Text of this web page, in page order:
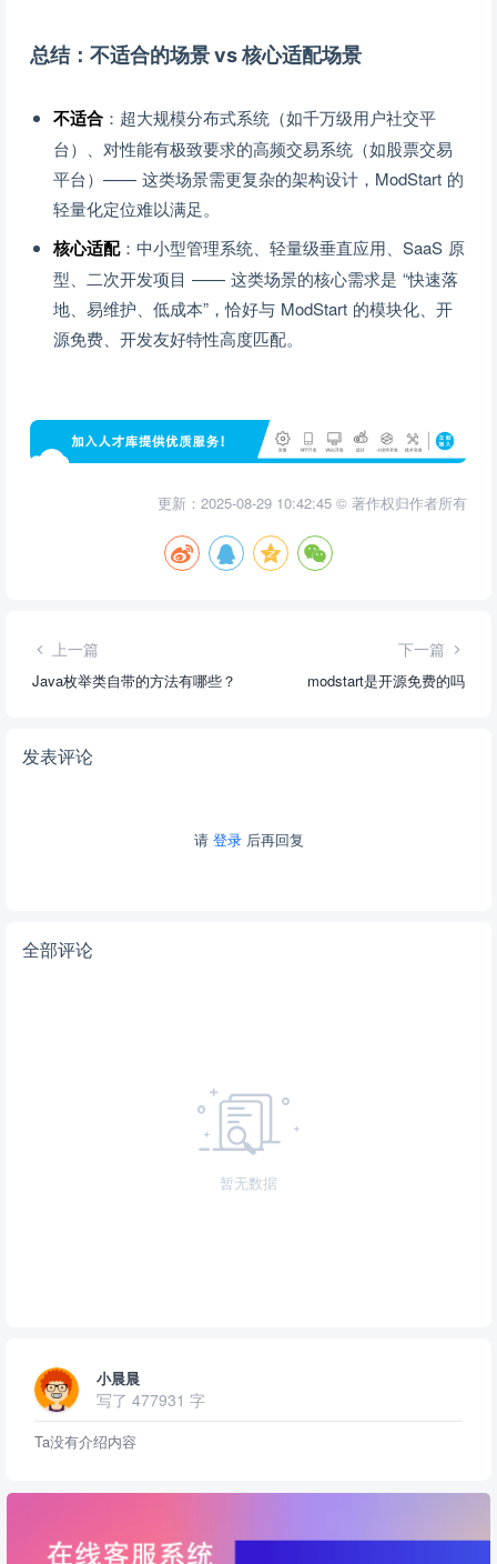
总结：不适合的场景 vs 核心适配场景
不适合 ：超大规模分布式系统（如千万级用户社交平
台）、对性能有极致要求的高频交易系统（如股票交易
平台）—— 这类场景需更复杂的架构设计，ModStart 的
轻量化定位难以满足。
核心适配：中小型管理系统、轻量级垂直应用、SaaS 原
型、二次开发项目 —— 这类场景的核心需求是 “快速落
地、易维护、低成本”，恰好与 ModStart 的模块化、开
源免费、开发友好特性高度匹配。
更新：2025-08-29 10:42:45 © 著作权归作者所有
上一篇
Java枚举类自带的方法有哪些？
下一篇
modstart是开源免费的吗
发表评论
请 登录后再回复
全部评论
暂无数据
小晨晨
写了 477931 字
Ta没有介绍内容